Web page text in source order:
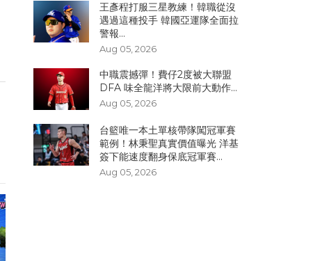
王彥程打服三星教練！韓職從沒
遇過這種投手 韓國亞運隊全面拉
警報...
Aug 05, 2026
中職震撼彈！費仔2度被大聯盟
DFA 味全龍洋將大限前大動作...
Aug 05, 2026
台籃唯一本土單核帶隊闖冠軍賽
範例！林秉聖真實價值曝光 洋基
簽下能速度翻身保底冠軍賽...
Aug 05, 2026